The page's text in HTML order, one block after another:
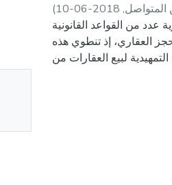
( المتواصل,
2018-06-10
عدد من القواعد القانونية
العقاري، إذ تنطوي هذه
لبيع العقارات من